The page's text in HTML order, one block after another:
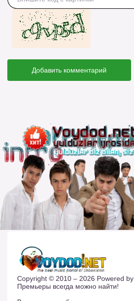
Добавить комментарий
Copyright © 2010 – 2026 Powered by
Премьеры всегда можно найти!